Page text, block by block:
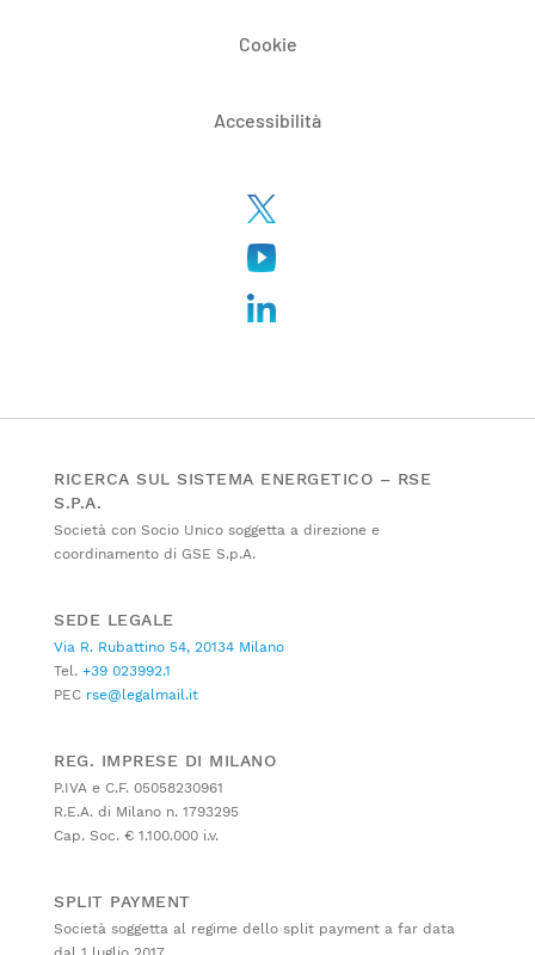
Cookie
Accessibilità
RICERCA SUL SISTEMA ENERGETICO – RSE
S.P.A.
Società con Socio Unico soggetta a direzione e
coordinamento di GSE S.p.A.
SEDE LEGALE
Via R. Rubattino 54, 20134 Milano
Tel. +39 023992.1
PEC rse@legalmail.it
REG. IMPRESE DI MILANO
P.IVA e C.F. 05058230961
R.E.A. di Milano n. 1793295
Cap. Soc. € 1.100.000 i.v.
SPLIT PAYMENT
Società soggetta al regime dello split payment a far data